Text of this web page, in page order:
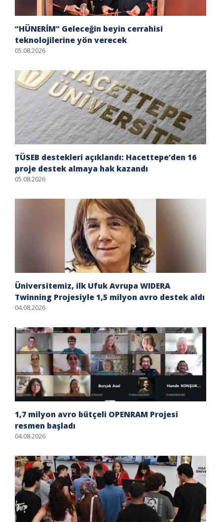
“HÜNERİM” Geleceğin beyin cerrahisi
teknolojilerine yön verecek
05.08.2026
TÜSEB destekleri açıklandı: Hacettepe’den 16
proje destek almaya hak kazandı
05.08.2026
Üniversitemiz, ilk Ufuk Avrupa WIDERA
Twinning Projesiyle 1,5 milyon avro destek aldı
04.08.2026
1,7 milyon avro bütçeli OPENRAM Projesi
resmen başladı
04.08.2026